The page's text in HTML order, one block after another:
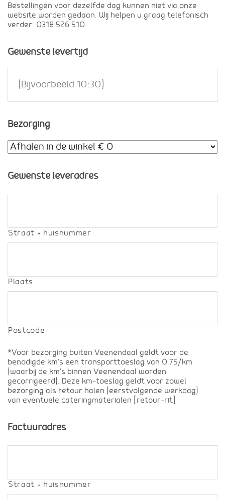
Bestellingen voor dezelfde dag kunnen niet via onze
website worden gedaan. Wij helpen u graag telefonisch
verder: 0318 526 510
Gewenste levertijd
Bezorging
Gewenste leveradres
Straat + huisnummer
Plaats
Postcode
*Voor bezorging buiten Veenendaal geldt voor de
benodigde km's een transporttoeslag van 0.75/km
(waarbij de km's binnen Veenendaal worden
gecorrigeerd). Deze km-toeslag geldt voor zowel
bezorging als retour halen (eerstvolgende werkdag)
van eventuele cateringmaterialen [retour-rit]
Factuuradres
Straat + huisnummer